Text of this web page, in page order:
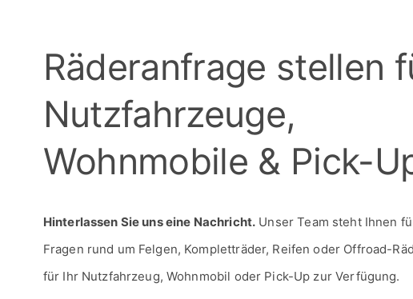
Räderanfrage stellen
Nutzfahrzeuge,
Wohnmobile & Pick-
Hinterlassen Sie uns eine Nachricht. Unser Team steht Ihnen
Fragen rund um Felgen, Kompletträder, Reifen oder Offroad-
für Ihr Nutzfahrzeug, Wohnmobil oder Pick-Up zur Verfügung.